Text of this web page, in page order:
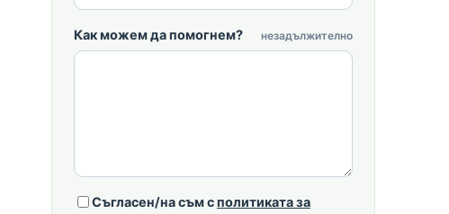
Как можем да помогнем? незадължително
Съгласен/на съм сполитиката за